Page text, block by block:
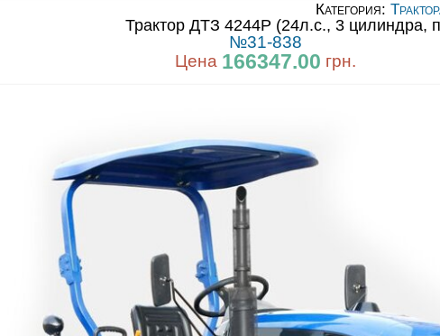
Категория:
Трактор ДТЗ 4244Р (24л.с., 3 цилиндра,
№31-838
Цена 166347.00 грн.